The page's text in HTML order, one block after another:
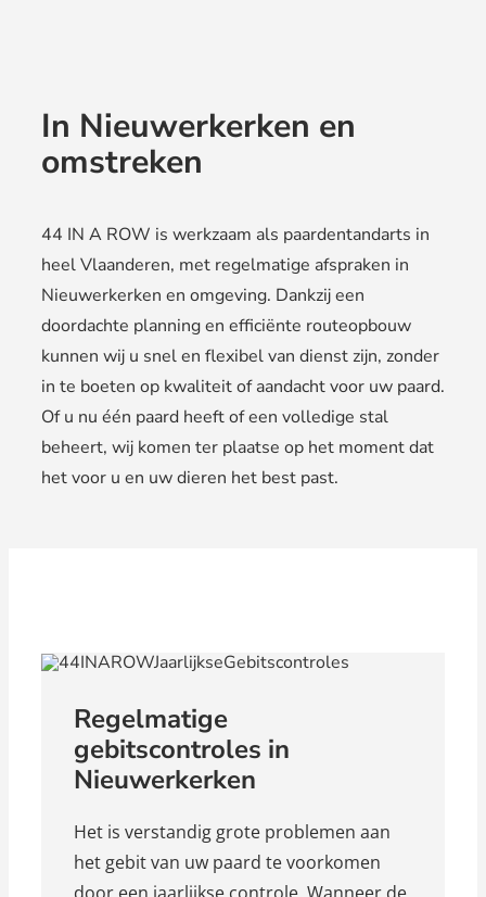
In Nieuwerkerken en
omstreken
44 IN A ROW is werkzaam als paardentandarts in
heel Vlaanderen, met regelmatige afspraken in
Nieuwerkerken en omgeving. Dankzij een
doordachte planning en efficiënte routeopbouw
kunnen wij u snel en flexibel van dienst zijn, zonder
in te boeten op kwaliteit of aandacht voor uw paard.
Of u nu één paard heeft of een volledige stal
beheert, wij komen ter plaatse op het moment dat
het voor u en uw dieren het best past.
Regelmatige
gebitscontroles in
Nieuwerkerken
Het is verstandig grote problemen aan
het gebit van uw paard te voorkomen